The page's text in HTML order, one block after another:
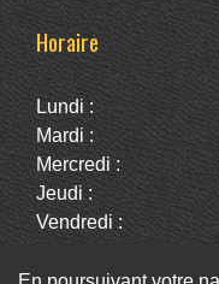
Horaire
Lundi :
Mardi :
Mercredi :
Jeudi :
Vendredi :
Dimanche :